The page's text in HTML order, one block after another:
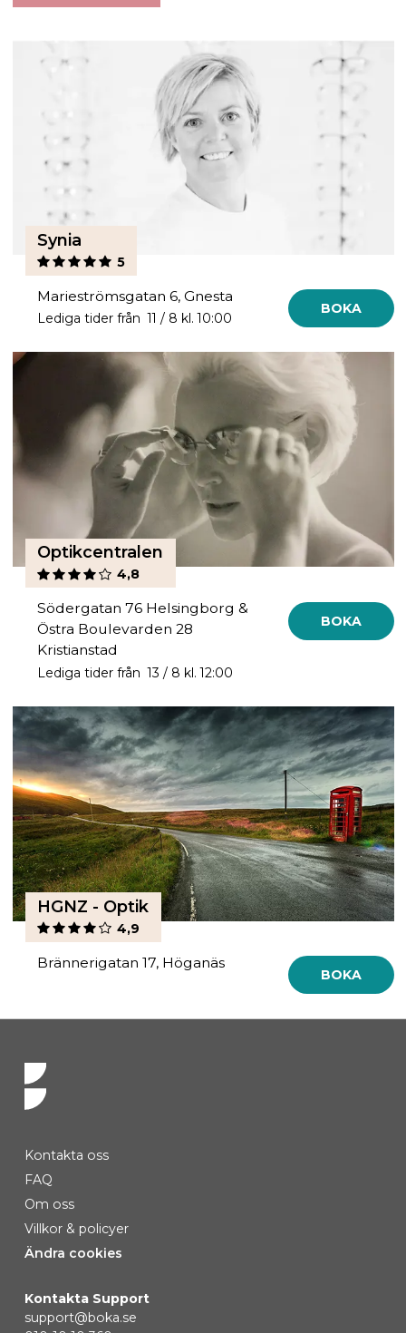
Synia
5
Marieströmsgatan 6, Gnesta
Lediga tider från 11 / 8 kl. 10:00
BOKA
Optikcentralen
4,8
Södergatan 76 Helsingborg &
Östra Boulevarden 28
Kristianstad
Lediga tider från 13 / 8 kl. 12:00
BOKA
HGNZ - Optik
4,9
Brännerigatan 17, Höganäs
BOKA
Kontakta oss
FAQ
Om oss
Villkor & policyer
Ändra cookies
Kontakta Support
support@boka.se